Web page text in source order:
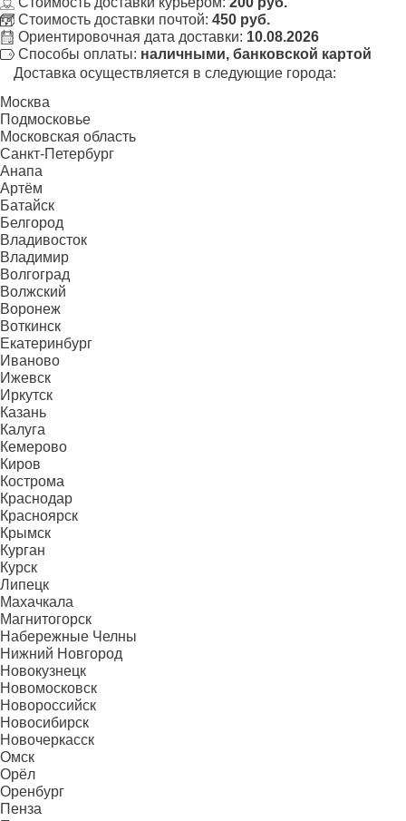
Стоимость доставки почтой: 450 руб.
Ориентировочная дата доставки: 10.08.2026
Способы оплаты: наличными, банковской картой
Доставка осуществляется в следующие города:
Москва
Подмосковье
Московская область
Санкт-Петербург
Анапа
Артём
Батайск
Белгород
Владивосток
Владимир
Волгоград
Волжский
Воронеж
Воткинск
Екатеринбург
Иваново
Ижевск
Иркутск
Казань
Калуга
Кемерово
Киров
Кострома
Краснодар
Красноярск
Крымск
Курган
Курск
Липецк
Махачкала
Магнитогорск
Набережные Челны
Нижний Новгород
Новокузнецк
Новомосковск
Новороссийск
Новосибирск
Новочеркасск
Омск
Орёл
Оренбург
Пенза